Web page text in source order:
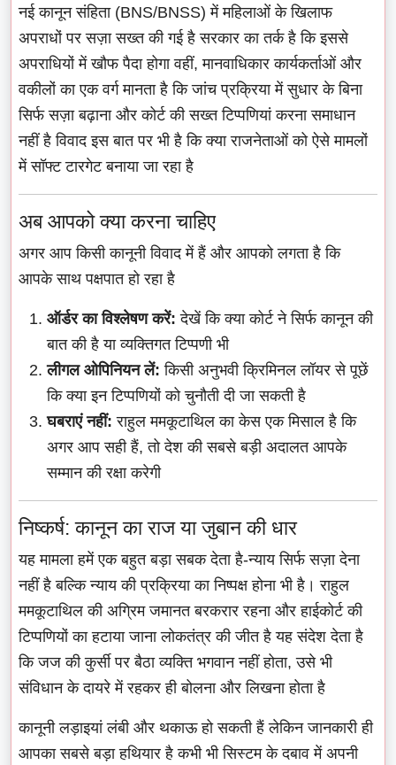
नई कानून संहिता (BNS/BNSS) में महिलाओं के खिलाफ
अपराधों पर सज़ा सख्त की गई है सरकार का तर्क है कि इससे
अपराधियों में खौफ पैदा होगा वहीं, मानवाधिकार कार्यकर्ताओं और
वकीलों का एक वर्ग मानता है कि जांच प्रक्रिया में सुधार के बिना
सिर्फ सज़ा बढ़ाना और कोर्ट की सख्त टिप्पणियां करना समाधान
नहीं है विवाद इस बात पर भी है कि क्या राजनेताओं को ऐसे मामलों
में सॉफ्ट टारगेट बनाया जा रहा है
अब आपको क्या करना चाहिए
अगर आप किसी कानूनी विवाद में हैं और आपको लगता है कि
आपके साथ पक्षपात हो रहा है
ऑर्डर का विश्लेषण करें: देखें कि क्या कोर्ट ने सिर्फ कानून की
बात की है या व्यक्तिगत टिप्पणी भी
लीगल ओपिनियन लें: किसी अनुभवी क्रिमिनल लॉयर से पूछें
कि क्या इन टिप्पणियों को चुनौती दी जा सकती है
घबराएं नहीं: राहुल ममकूटाथिल का केस एक मिसाल है कि
अगर आप सही हैं, तो देश की सबसे बड़ी अदालत आपके
सम्मान की रक्षा करेगी
निष्कर्ष: कानून का राज या जुबान की धार
यह मामला हमें एक बहुत बड़ा सबक देता है-न्याय सिर्फ सज़ा देना
नहीं है बल्कि न्याय की प्रक्रिया का निष्पक्ष होना भी है। राहुल
ममकूटाथिल की अग्रिम जमानत बरकरार रहना और हाईकोर्ट की
टिप्पणियों का हटाया जाना लोकतंत्र की जीत है यह संदेश देता है
कि जज की कुर्सी पर बैठा व्यक्ति भगवान नहीं होता, उसे भी
संविधान के दायरे में रहकर ही बोलना और लिखना होता है
कानूनी लड़ाइयां लंबी और थकाऊ हो सकती हैं लेकिन जानकारी ही
आपका सबसे बड़ा हथियार है कभी भी सिस्टम के दबाव में अपनी